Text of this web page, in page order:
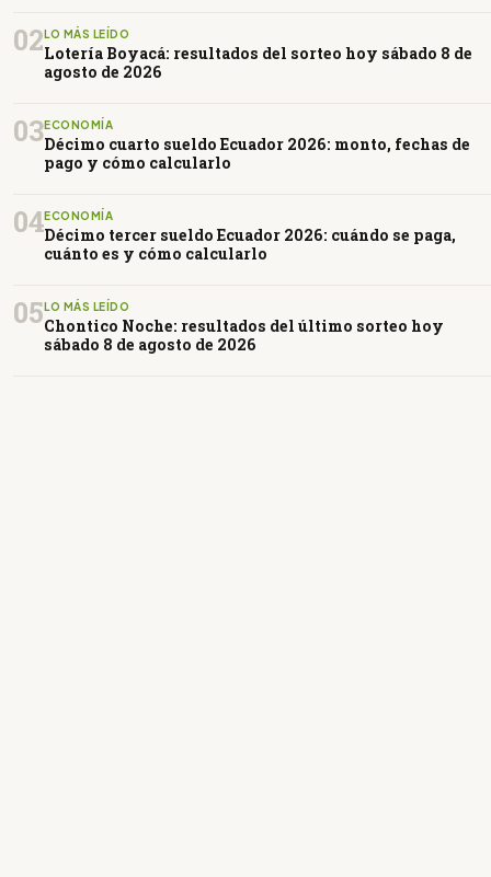
02LO MÁS LEÍDO
Lotería Boyacá: resultados del sorteo hoy sábado 8 de
agosto de 2026
03ECONOMÍA
Décimo cuarto sueldo Ecuador 2026: monto, fechas de
pago y cómo calcularlo
04ECONOMÍA
Décimo tercer sueldo Ecuador 2026: cuándo se paga,
cuánto es y cómo calcularlo
05LO MÁS LEÍDO
Chontico Noche: resultados del último sorteo hoy
sábado 8 de agosto de 2026